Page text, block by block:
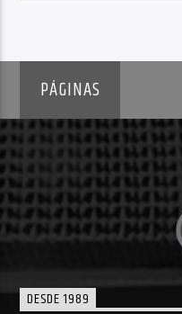
PÁGINAS
DESDE 1989